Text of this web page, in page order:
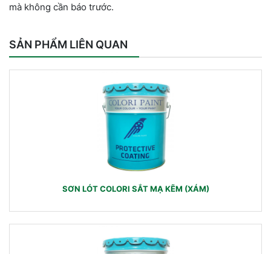
mà không cần báo trước.
SẢN PHẨM LIÊN QUAN
SƠN LÓT COLORI SẮT MẠ KẼM (XÁM)